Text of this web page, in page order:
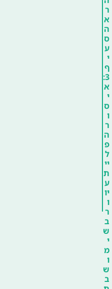
ר
א
ה
ס
ע
י
ף
3:
א
י
ס
ו
ר
ה
פ
ל
יי
ת
ע
יו
ו
ר
ב
ש
י
מ
ו
ש
ב